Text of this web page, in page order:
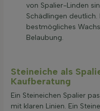
von Spalier-Linden
Schädlingen
bestmögliches
Belaubung.
Steineiche als
Kaufberatung
Ein Steineichen Spalier
mit klaren Linien. Ein